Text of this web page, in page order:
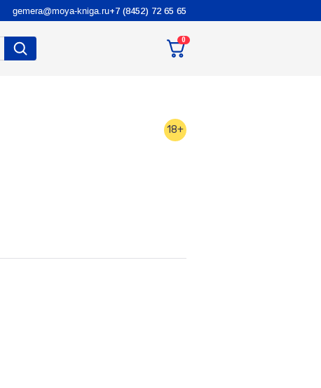
gemera@moya-kniga.ru+7 (8452) 72 65 65
0
18+